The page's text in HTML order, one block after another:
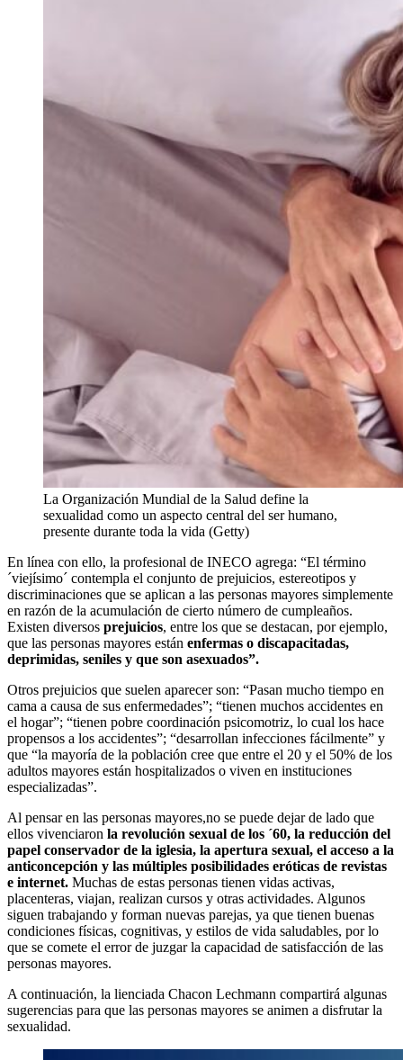
La Organización Mundial de la Salud define la
sexualidad como un aspecto central del ser humano,
presente durante toda la vida (Getty)
En línea con ello, la profesional de INECO agrega: “El término
´viejísimo´ contempla el conjunto de prejuicios, estereotipos y
discriminaciones que se aplican a las personas mayores simplemente
en razón de la acumulación de cierto número de cumpleaños.
Existen diversos prejuicios, entre los que se destacan, por ejemplo,
que las personas mayores están enfermas o discapacitadas,
deprimidas, seniles y que son asexuados”.
Otros prejuicios que suelen aparecer son: “Pasan mucho tiempo en
cama a causa de sus enfermedades”; “tienen muchos accidentes en
el hogar”; “tienen pobre coordinación psicomotriz, lo cual los hace
propensos a los accidentes”; “desarrollan infecciones fácilmente” y
que “la mayoría de la población cree que entre el 20 y el 50% de los
adultos mayores están hospitalizados o viven en instituciones
especializadas”.
Al pensar en las personas mayores,no se puede dejar de lado que
ellos vivenciaron la revolución sexual de los ´60, la reducción del
papel conservador de la iglesia, la apertura sexual, el acceso a la
anticoncepción y las múltiples posibilidades eróticas de revistas
e internet. Muchas de estas personas tienen vidas activas,
placenteras, viajan, realizan cursos y otras actividades. Algunos
siguen trabajando y forman nuevas parejas, ya que tienen buenas
condiciones físicas, cognitivas, y estilos de vida saludables, por lo
que se comete el error de juzgar la capacidad de satisfacción de las
personas mayores.
A continuación, la lienciada Chacon Lechmann compartirá algunas
sugerencias para que las personas mayores se animen a disfrutar la
sexualidad.